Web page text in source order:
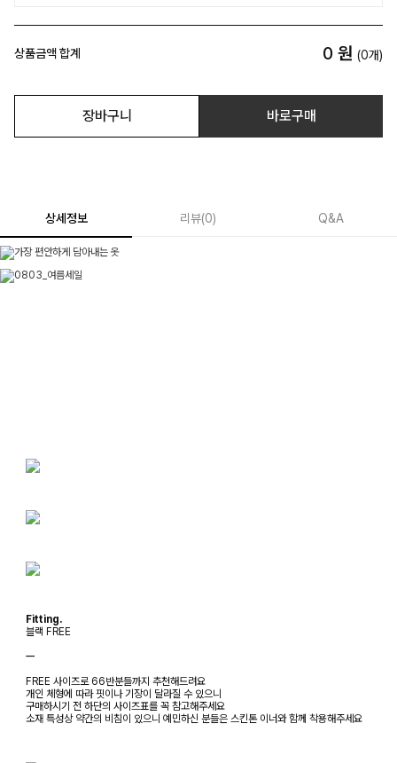
상품금액 합계 0 원 (0개)
장바구니 바로구매
상세정보 리뷰(0) Q&A
Fitting.
블랙 FREE
ㅡ
FREE 사이즈로 66반분들까지 추천해드려요
개인 체형에 따라 핏이나 기장이 달라질 수 있으니
구매하시기 전 하단의 사이즈표를 꼭 참고해주세요
소재 특성상 약간의 비침이 있으니 예민하신 분들은 스킨톤 이너와 함께 착용해주세요